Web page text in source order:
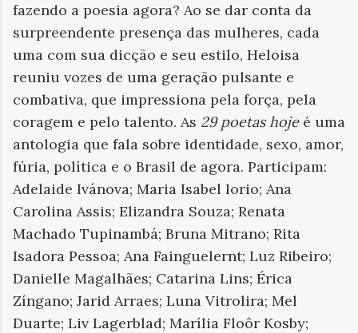
fazendo a poesia agora? Ao se dar conta da
surpreendente presença das mulheres, cada
uma com sua dicção e seu estilo, Heloisa
reuniu vozes de uma geração pulsante e
combativa, que impressiona pela força, pela
coragem e pelo talento. As 29 poetas hojeé uma
antologia que fala sobre identidade, sexo, amor,
fúria, política e o Brasil de agora. Participam:
Adelaide Ivánova; Maria Isabel Iorio; Ana
Carolina Assis; Elizandra Souza; Renata
Machado Tupinambá; Bruna Mitrano; Rita
Isadora Pessoa; Ana Fainguelernt; Luz Ribeiro;
Danielle Magalhães; Catarina Lins; Érica
Zíngano; Jarid Arraes; Luna Vitrolira; Mel
Duarte; Liv Lagerblad; Marília Floôr Kosby;